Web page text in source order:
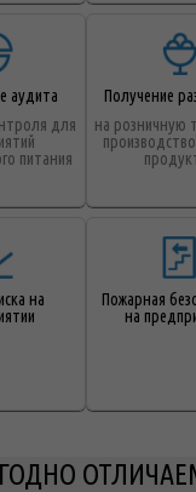
аудита
для
питания
Получение
на розничную
на
Пожарная
на